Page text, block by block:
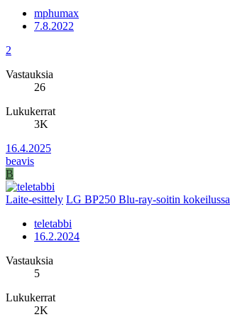
mphumax
7.8.2022
2
Vastauksia
26
Lukukerrat
3K
16.4.2025
beavis
B
Laite-esittely LG BP250 Blu-ray-soitin kokeilussa
teletabbi
16.2.2024
Vastauksia
5
Lukukerrat
2K